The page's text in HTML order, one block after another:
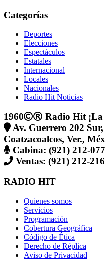
Categorías
Deportes
Elecciones
Espectáculos
Estatales
Internacional
Locales
Nacionales
Radio Hit Noticias
1960
Radio Hit
Av. Guerrero 202
Coatzacoalcos, Ver.,
Cabina: (921) 212-
Ventas: (921) 212-
RADIO HIT
Quienes somos
Servicios
Programación
Cobertura Geográfica
Código de Ética
Derecho de Réplica
Aviso de Privacidad